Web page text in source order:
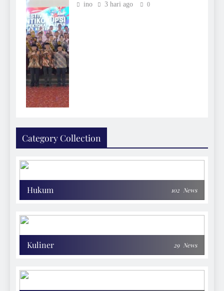
ino 3 hari ago 0
Category Collection
Hukum 102 News
Kuliner 29 News